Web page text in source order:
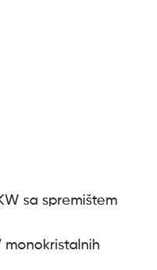
sa spremištem
monokristalnih